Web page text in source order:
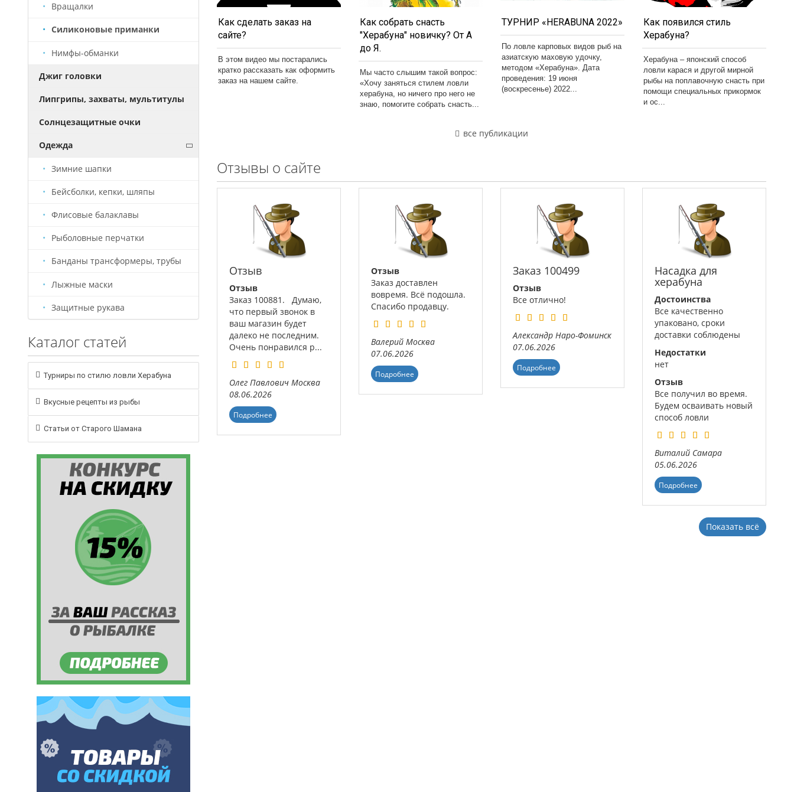
Вращалки
Силиконовые приманки
Нимфы-обманки
Джиг головки
Липгрипы, захваты, мультитулы
Солнцезащитные очки
Одежда
Зимние шапки
Бейсболки, кепки, шляпы
Флисовые балаклавы
Рыболовные перчатки
Банданы трансформеры, трубы
Лыжные маски
Защитные рукава
Каталог статей
Турниры по стилю ловли Херабуна
Вкусные рецепты из рыбы
Статьи от Старого Шамана
Как сделать заказ на
сайте?
В этом видео мы постарались
кратко рассказать как оформить
заказ на нашем сайте.
Как собрать снасть
"Херабуна" новичку? От А
до Я.
Мы часто слышим такой вопрос:
«Хочу заняться стилем ловли
херабуна, но ничего про него не
знаю, помогите собрать снасть...
ТУРНИР «HERABUNA 2022»
По ловле карповых видов рыб на
азиатскую маховую удочку,
методом «Херабуна». Дата
проведения: 19 июня
(воскресенье) 2022...
Как появился стиль
Херабуна?
Херабуна – японский способ
ловли карася и другой мирной
рыбы на поплавочную снасть при
помощи специальных прикормок
и ос...
все публикации
Отзывы о сайте
Отзыв
Отзыв
Заказ 100881. Думаю,
что первый звонок в
ваш магазин будет
далеко не последним.
Очень понравился р...
Олег Павлович Москва
08.06.2026
Подробнее
Отзыв
Заказ доставлен
вовремя. Всё подошла.
Спасибо продавцу.
Валерий Москва
07.06.2026
Подробнее
Заказ 100499
Отзыв
Все отлично!
Александр Наро-Фоминск
07.06.2026
Подробнее
Насадка для
херабуна
Достоинства
Все качественно
упаковано, сроки
доставки соблюдены
Недостатки
нет
Отзыв
Все получил во время.
Будем осваивать новый
способ ловли
Виталий Самара
05.06.2026
Подробнее
Показать всё